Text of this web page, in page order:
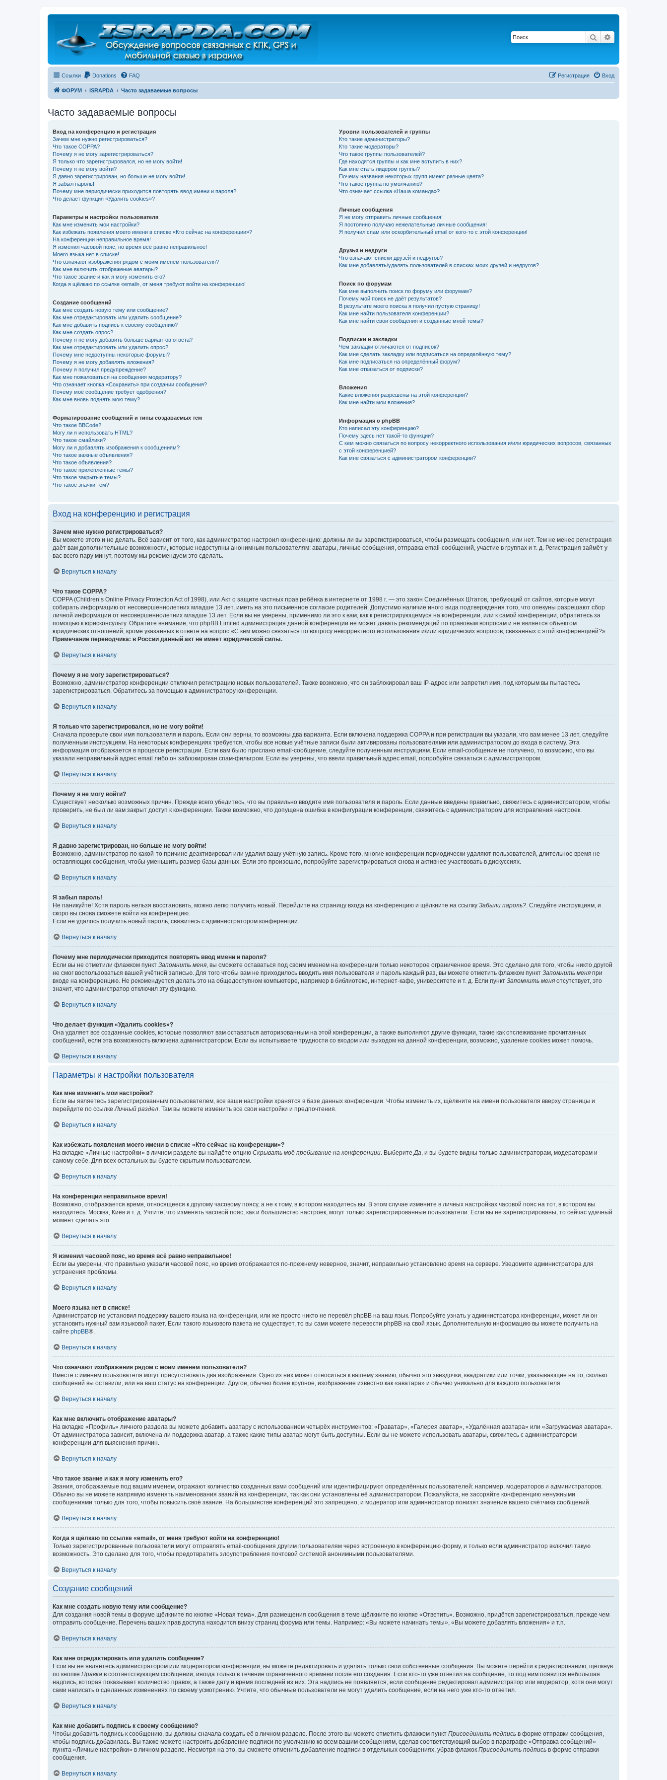
Регистрация
Поиск
Ссылки Donations FAQ Вход
Регистрация
ФОРУМ ISRAPDA Часто задаваемые вопросы
Часто задаваемые вопросы
Вход на конференцию и регистрация
Зачем мне нужно регистрироваться?
Что такое COPPA?
Почему я не могу зарегистрироваться?
Я только что зарегистрировался, но не могу войти!
Почему я не могу войти?
Я давно зарегистрирован, но больше не могу войти!
Я забыл пароль!
Почему мне периодически приходится повторять ввод имени и пароля?
Что делает функция «Удалить cookies»?
Параметры и настройки пользователя
Как мне изменить мои настройки?
Как избежать появления моего имени в списке «Кто сейчас на конференции»?
На конференции неправильное время!
Я изменил часовой пояс, но время всё равно неправильное!
Моего языка нет в списке!
Что означают изображения рядом с моим именем пользователя?
Как мне включить отображение аватары?
Что такое звание и как я могу изменить его?
Когда я щёлкаю по ссылке «email», от меня требуют войти на конференцию!
Создание сообщений
Как мне создать новую тему или сообщение?
Как мне отредактировать или удалить сообщение?
Как мне добавить подпись к своему сообщению?
Как мне создать опрос?
Почему я не могу добавить больше вариантов ответа?
Как мне отредактировать или удалить опрос?
Почему мне недоступны некоторые форумы?
Почему я не могу добавлять вложения?
Почему я получил предупреждение?
Как мне пожаловаться на сообщения модератору?
Что означает кнопка «Сохранить» при создании сообщения?
Почему моё сообщение требует одобрения?
Как мне вновь поднять мою тему?
Форматирование сообщений и типы создаваемых тем
Что такое BBCode?
Могу ли я использовать HTML?
Что такое смайлики?
Могу ли я добавлять изображения к сообщениям?
Что такое важные объявления?
Что такое объявления?
Что такое прилепленные темы?
Что такое закрытые темы?
Что такое значки тем?
Уровни пользователей и группы
Кто такие администраторы?
Кто такие модераторы?
Что такое группы пользователей?
Где находятся группы и как мне вступить в них?
Как мне стать лидером группы?
Почему названия некоторых групп имеют разные цвета?
Что такое группа по умолчанию?
Что означает ссылка «Наша команда»?
Личные сообщения
Я не могу отправить личные сообщения!
Я постоянно получаю нежелательные личные сообщения!
Я получил спам или оскорбительный email от кого-то с этой конференции!
Друзья и недруги
Что означают списки друзей и недругов?
Как мне добавлять/удалять пользователей в списках моих друзей и недругов?
Поиск по форумам
Как мне выполнить поиск по форуму или форумам?
Почему мой поиск не даёт результатов?
В результате моего поиска я получил пустую страницу!
Как мне найти пользователя конференции?
Как мне найти свои сообщения и созданные мной темы?
Подписки и закладки
Чем закладки отличаются от подписок?
Как мне сделать закладку или подписаться на определённую тему?
Как мне подписаться на определённый форум?
Как мне отказаться от подписки?
Вложения
Какие вложения разрешены на этой конференции?
Как мне найти мои вложения?
Информация о phpBB
Кто написал эту конференцию?
Почему здесь нет такой-то функции?
С кем можно связаться по вопросу некорректного использования и/или юридических вопросов, связанных
с этой конференцией?
Как мне связаться с администратором конференции?
Вход на конференцию и регистрация
Зачем мне нужно регистрироваться?
Вы можете этого и не делать. Всё зависит от того, как администратор настроил конференцию: должны ли вы зарегистрироваться, чтобы размещать сообщения, или нет. Тем не менее регистрация
даёт вам дополнительные возможности, которые недоступны анонимным пользователям: аватары, личные сообщения, отправка email-сообщений, участие в группах и т. д. Регистрация займёт у
вас всего пару минут, поэтому мы рекомендуем это сделать.
Вернуться к началу
Что такое COPPA?
COPPA (Children’s Online Privacy Protection Act of 1998), или Акт о защите частных прав ребёнка в интернете от 1998 г. — это закон Соединённых Штатов, требующий от сайтов, которые могут
собирать информацию от несовершеннолетних младше 13 лет, иметь на это письменное согласие родителей. Допустимо наличие иного вида подтверждения того, что опекуны разрешают сбор
личной информации от несовершеннолетних младше 13 лет. Если вы не уверены, применимо ли это к вам, как к регистрирующемуся на конференции, или к самой конференции, обратитесь за
помощью к юрисконсульту. Обратите внимание, что phpBB Limited администрация данной конференции не может давать рекомендаций по правовым вопросам и не является объектом
юридических отношений, кроме указанных в ответе на вопрос «С кем можно связаться по вопросу некорректного использования и/или юридических вопросов, связанных с этой конференцией?».
Примечание переводчика: в России данный акт не имеет юридической силы..
Вернуться к началу
Почему я не могу зарегистрироваться?
Возможно, администратор конференции отключил регистрацию новых пользователей. Также возможно, что он заблокировал ваш IP-адрес или запретил имя, под которым вы пытаетесь
зарегистрироваться. Обратитесь за помощью к администратору конференции.
Вернуться к началу
Я только что зарегистрировался, но не могу войти!
Сначала проверьте свои имя пользователя и пароль. Если они верны, то возможны два варианта. Если включена поддержка COPPA и при регистрации вы указали, что вам менее 13 лет, следуйте
полученным инструкциям. На некоторых конференциях требуется, чтобы все новые учётные записи были активированы пользователями или администратором до входа в систему. Эта
информация отображается в процессе регистрации. Если вам было прислано email-сообщение, следуйте полученным инструкциям. Если email-сообщение не получено, то возможно, что вы
указали неправильный адрес email либо он заблокирован спам-фильтром. Если вы уверены, что ввели правильный адрес email, попробуйте связаться с администратором.
Вернуться к началу
Почему я не могу войти?
Существует несколько возможных причин. Прежде всего убедитесь, что вы правильно вводите имя пользователя и пароль. Если данные введены правильно, свяжитесь с администратором, чтобы
проверить, не был ли вам закрыт доступ к конференции. Также возможно, что допущена ошибка в конфигурации конференции, свяжитесь с администратором для исправления настроек.
Вернуться к началу
Я давно зарегистрирован, но больше не могу войти!
Возможно, администратор по какой-то причине деактивировал или удалил вашу учётную запись. Кроме того, многие конференции периодически удаляют пользователей, длительное время не
оставляющих сообщения, чтобы уменьшить размер базы данных. Если это произошло, попробуйте зарегистрироваться снова и активнее участвовать в дискуссиях.
Вернуться к началу
Я забыл пароль!
Не паникуйте! Хотя пароль нельзя восстановить, можно легко получить новый. Перейдите на страницу входа на конференцию и щёлкните на ссылку Забыли пароль?. Следуйте инструкциям, и
скоро вы снова сможете войти на конференцию.
Если не удалось получить новый пароль, свяжитесь с администратором конференции.
Вернуться к началу
Почему мне периодически приходится повторять ввод имени и пароля?
Если вы не отметили флажком пункт Запомнить меня, вы сможете оставаться под своим именем на конференции только некоторое ограниченное время. Это сделано для того, чтобы никто другой
не смог воспользоваться вашей учётной записью. Для того чтобы вам не приходилось вводить имя пользователя и пароль каждый раз, вы можете отметить флажком пункт Запомнить меня при
входе на конференцию. Не рекомендуется делать это на общедоступном компьютере, например в библиотеке, интернет-кафе, университете и т. д. Если пункт Запомнить меня отсутствует, это
значит, что администратор отключил эту функцию.
Вернуться к началу
Что делает функция «Удалить cookies»?
Она удаляет все созданные cookies, которые позволяют вам оставаться авторизованным на этой конференции, а также выполняют другие функции, такие как отслеживание прочитанных
сообщений, если эта возможность включена администратором. Если вы испытываете трудности со входом или выходом на данной конференции, возможно, удаление cookies может помочь.
Вернуться к началу
Параметры и настройки пользователя
Как мне изменить мои настройки?
Если вы являетесь зарегистрированным пользователем, все ваши настройки хранятся в базе данных конференции. Чтобы изменить их, щёлкните на имени пользователя вверху страницы и
перейдите по ссылкеЛичный раздел. Там вы можете изменить все свои настройки и предпочтения.
Вернуться к началу
Как избежать появления моего имени в списке «Кто сейчас на конференции»?
На вкладке «Личные настройки» в личном разделе вы найдёте опцию Скрывать моё пребывание на конференции. ВыберитеДа, и вы будете видны только администраторам, модераторам и
самому себе. Для всех остальных вы будете скрытым пользователем.
Вернуться к началу
На конференции неправильное время!
Возможно, отображается время, относящееся к другому часовому поясу, а не к тому, в котором находитесь вы. В этом случае измените в личных настройках часовой пояс на тот, в котором вы
находитесь: Москва, Киев и т. д. Учтите, что изменять часовой пояс, как и большинство настроек, могут только зарегистрированные пользователи. Если вы не зарегистрированы, то сейчас удачный
момент сделать это.
Вернуться к началу
Я изменил часовой пояс, но время всё равно неправильное!
Если вы уверены, что правильно указали часовой пояс, но время отображается по-прежнему неверное, значит, неправильно установлено время на сервере. Уведомите администратора для
устранения проблемы.
Вернуться к началу
Моего языка нет в списке!
Администратор не установил поддержку вашего языка на конференции, или же просто никто не перевёл phpBB на ваш язык. Попробуйте узнать у администратора конференции, может ли он
установить нужный вам языковой пакет. Если такого языкового пакета не существует, то вы сами можете перевести phpBB на свой язык. Дополнительную информацию вы можете получить на
сайте phpBB®.
Вернуться к началу
Что означают изображения рядом с моим именем пользователя?
Вместе с именем пользователя могут присутствовать два изображения. Одно из них может относиться к вашему званию, обычно это звёздочки, квадратики или точки, указывающие на то, сколько
сообщений вы оставили, или на ваш статус на конференции. Другое, обычно более крупное, изображение известно как «аватара» и обычно уникально для каждого пользователя.
Вернуться к началу
Как мне включить отображение аватары?
На вкладке «Профиль» личного раздела вы можете добавить аватару с использованием четырёх инструментов: «Граватар», «Галерея аватар», «Удалённая аватара» или «Загружаемая аватара».
От администратора зависит, включена ли поддержка аватар, а также какие типы аватар могут быть доступны. Если вы не можете использовать аватары, свяжитесь с администратором
конференции для выяснения причин.
Вернуться к началу
Что такое звание и как я могу изменить его?
Звания, отображаемые под вашим именем, отражают количество созданных вами сообщений или идентифицируют определённых пользователей: например, модераторов и администраторов.
Обычно вы не можете напрямую изменять наименования званий на конференции, так как они установлены её администратором. Пожалуйста, не засоряйте конференцию ненужными
сообщениями только для того, чтобы повысить своё звание. На большинстве конференций это запрещено, и модератор или администратор понизят значение вашего счётчика сообщений.
Вернуться к началу
Когда я щёлкаю по ссылке «email», от меня требуют войти на конференцию!
Только зарегистрированные пользователи могут отправлять email-сообщения другим пользователям через встроенную в конференцию форму, и только если администратор включил такую
возможность. Это сделано для того, чтобы предотвратить злоупотребления почтовой системой анонимными пользователями.
Вернуться к началу
Создание сообщений
Как мне создать новую тему или сообщение?
Для создания новой темы в форуме щёлкните по кнопке «Новая тема». Для размещения сообщения в теме щёлкните по кнопке «Ответить». Возможно, придётся зарегистрироваться, прежде чем
отправить сообщение. Перечень ваших прав доступа находится внизу страниц форума или темы. Например: «Вы можете начинать темы», «Вы можете добавлять вложения» и т.п.
Вернуться к началу
Как мне отредактировать или удалить сообщение?
Если вы не являетесь администратором или модератором конференции, вы можете редактировать и удалять только свои собственные сообщения. Вы можете перейти к редактированию, щёлкнув
по кнопке Правка в соответствующем сообщении, иногда только в течение ограниченного времени после его создания. Если кто-то уже ответил на сообщение, то под ним появится небольшая
надпись, которая показывает количество правок, а также дату и время последней из них. Эта надпись не появляется, если сообщение редактировал администратор или модератор, хотя они могут
сами написать о сделанных изменениях по своему усмотрению. Учтите, что обычные пользователи не могут удалить сообщение, если на него уже кто-то ответил.
Вернуться к началу
Как мне добавить подпись к своему сообщению?
Чтобы добавить подпись к сообщению, вы должны сначала создать её в личном разделе. После этого вы можете отметить флажком пункт Присоединить подпись в форме отправки сообщения,
чтобы подпись добавилась. Вы также можете настроить добавление подписи по умолчанию ко всем вашим сообщениям, сделав соответствующий выбор в параграфе «Отправка сообщений»
пункта «Личные настройки» в личном разделе. Несмотря на это, вы сможете отменить добавление подписи в отдельных сообщениях, убрав флажок Присоединить подпись в форме отправки
сообщения.
Вернуться к началу